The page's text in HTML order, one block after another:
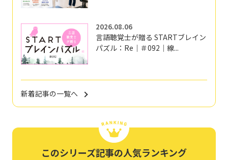
2026.08.06
言語聴覚士が贈る STARTブレイン
パズル：Re｜＃092｜線...
新着記事の一覧へ
このシリーズ記事の人気ランキング